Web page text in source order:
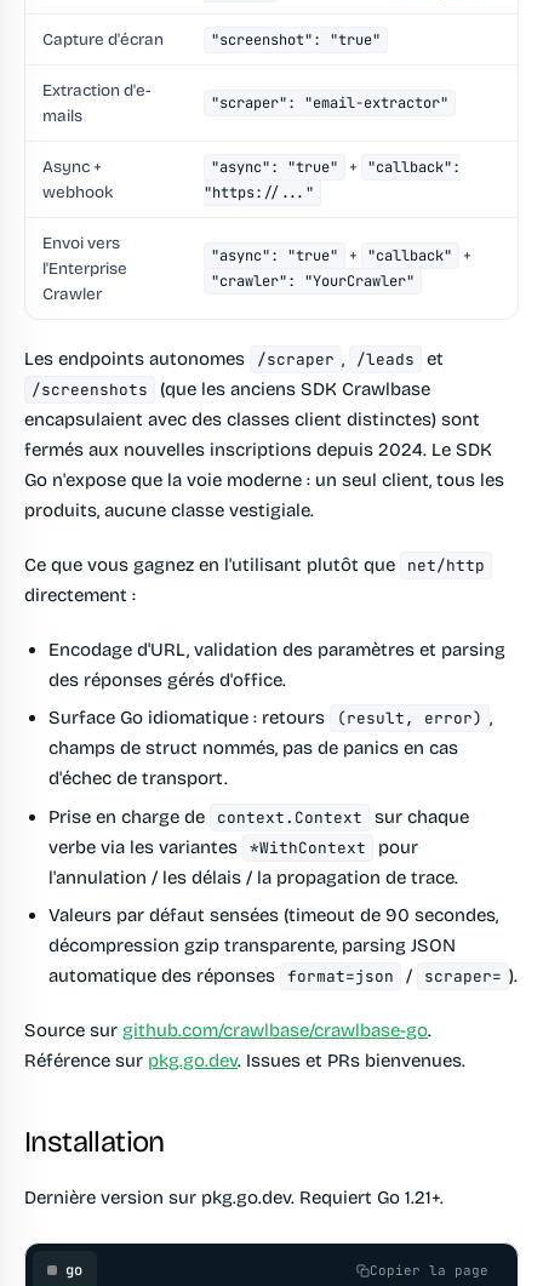
Capture d'écran "screenshot": "true"
Extraction d'e-
mails
"scraper": "email-extractor"
Async +
webhook
"async": "true" +
"callback":
"https://..."
Envoi vers
l'Enterprise
Crawler
"async": "true" + "callback" +
"crawler": "YourCrawler"
Les endpoints autonomes /scraper , /leads et
/screenshots
(que les anciens SDK Crawlbase
encapsulaient avec des classes client distinctes) sont
fermés aux nouvelles inscriptions depuis 2024. Le SDK
Go n'expose que la voie moderne : un seul client, tous les
produits, aucune classe vestigiale.
Ce que vous gagnez en l'utilisant plutôt que net/http
directement :
Encodage d'URL, validation des paramètres et parsing
des réponses gérés d'office.
Surface Go idiomatique : retours
(result, error) ,
champs de struct nommés, pas de panics en cas
d'échec de transport.
Prise en charge de
context.Context
sur chaque
verbe via les variantes *WithContext
pour
l'annulation / les délais / la propagation de trace.
Valeurs par défaut sensées (timeout de 90 secondes,
décompression gzip transparente, parsing JSON
automatique des réponses format=json / scraper= ).
Source sur github.com/crawlbase/crawlbase-go.
Référence sur pkg.go.dev. Issues et PRs bienvenues.
Installation
Dernière version sur pkg.go.dev. Requiert Go 1.21+.
go Copier la page